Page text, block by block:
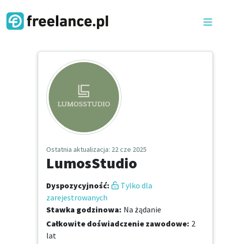
Ostatnia aktualizacja: 22 cze 2025
LumosStudio
Dyspozycyjność:
Tylko dla
zarejestrowanych
Stawka godzinowa: Na żądanie
Całkowite doświadczenie zawodowe: 2
lat